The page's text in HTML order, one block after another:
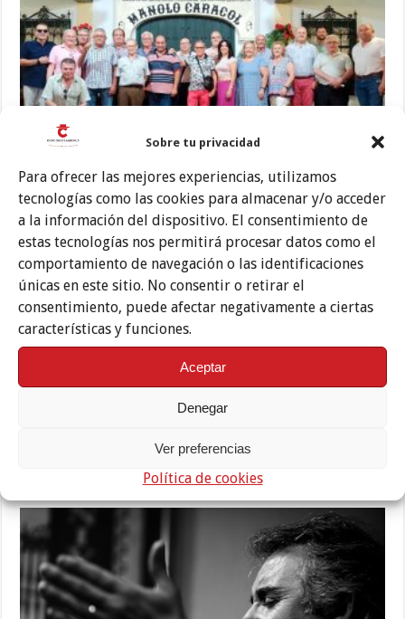
Sobre tu privacidad
Para ofrecer las mejores experiencias, utilizamos
tecnologías como las cookies para almacenar y/o acceder
a la información del dispositivo. El consentimiento de
estas tecnologías nos permitirá procesar datos como el
comportamiento de navegación o las identificaciones
únicas en este sitio. No consentir o retirar el
consentimiento, puede afectar negativamente a ciertas
características y funciones.
Aceptar
Denegar
Ver preferencias
Política de cookies
Una nueva asociación de peñas denuncia ‘numerosas
irregularidades’ en la antigua Federación de Peñas Flamencas de
Córdoba
28 julio, 2023
Treinta artistas cordobeses participarán en el ciclo ‘Empéñate en el